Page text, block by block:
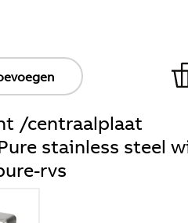
/centraalplaat
stainless steel
rvs